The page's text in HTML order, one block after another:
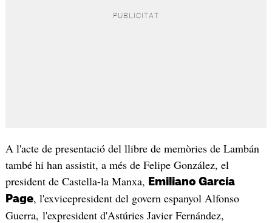
A l'acte de presentació del llibre de memòries de Lambán
també hi han assistit, a més de Felipe González, el
president de Castella-la Manxa,
Emiliano García
Page, l'exvicepresident del govern espanyol Alfonso
Guerra, l'expresident d'Astúries Javier Fernández,